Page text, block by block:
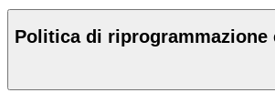
Politica di riprogrammazione